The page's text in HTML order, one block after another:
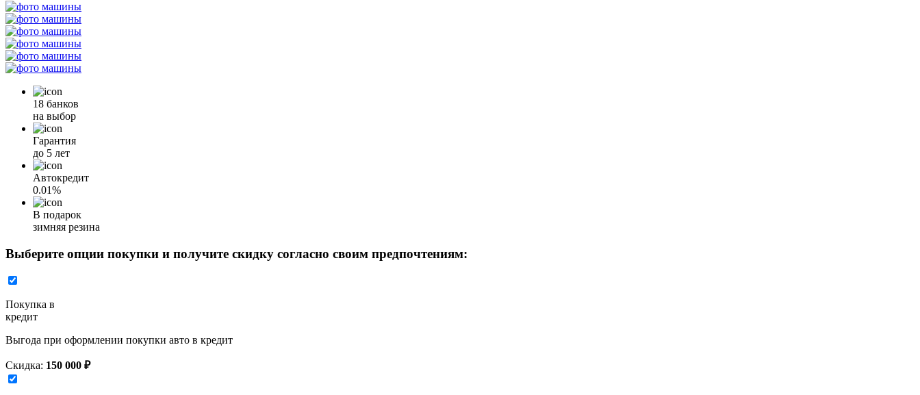
18 банков
на выбор
Гарантия
до 5 лет
Автокредит
0.01%
В подарок
зимняя резина
Выберите опции покупки и получите скидку согласно своим предпочтениям:
Покупка в
кредит
Выгода при оформлении покупки авто в кредит
Скидка: 150 000 ₽